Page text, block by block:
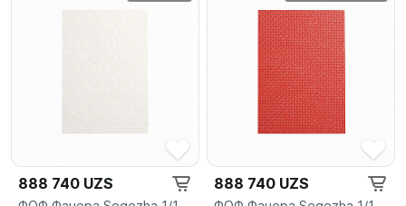
888 740 UZS 888 740 UZS